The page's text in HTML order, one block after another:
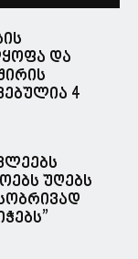
და
4
უღებს